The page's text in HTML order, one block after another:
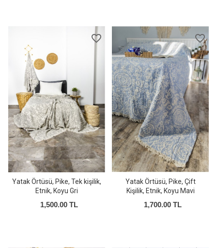
favorite_border
Yatak Örtüsü, Pike, Tek kişilik,
Etnik, Koyu Gri
1,500.00 TL
favorite_border
Yatak Örtüsü, Pike, Çift
Kişilik, Etnik, Koyu Mavi
1,700.00 TL